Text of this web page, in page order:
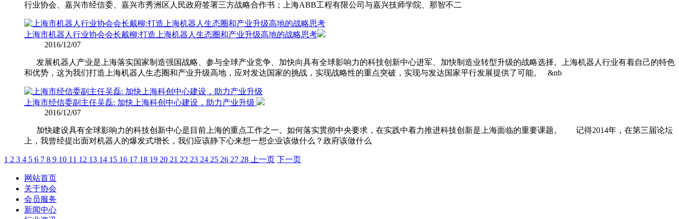
行业协会、嘉兴市经信委、嘉兴市秀洲区人民政府签署三方战略合作书；上海ABB工程有限公司与嘉兴技师学院、那智不二
上海市机器人行业协会会长戴柳:打造上海机器人生态圈和产业升级高地的战略思考
2016/12/07
发展机器人产业是上海落实国家制造强国战略、参与全球产业竞争、加快向具有全球影响力的科技创新中心进军、加快制造业转型升级的战略选择。上海机器人行业有着自己的特色
和优势，这为我们打造上海机器人生态圈和产业升级高地，应对发达国家的挑战，实现战略性的重点突破，实现与发达国家平行发展提供了可能。 &nb
上海市经信委副主任吴磊: 加快上海科创中心建设，助力产业升级
2016/12/07
加快建设具有全球影响力的科技创新中心是目前上海的重点工作之一。如何落实贯彻中央要求，在实践中着力推进科技创新是上海面临的重要课题。 记得2014年，在第三届论坛
上，我曾经提出面对机器人的爆发式增长，我们应该静下心来想一想企业该做什么？政府该做什么
1 2 3 4 5 6 7 8 9 10 11 12 13 14 15 16 17 18 19 20 21 22 23 24 25 26 27 28 上一页 下一页
网站首页
关于协会
会员服务
新闻中心